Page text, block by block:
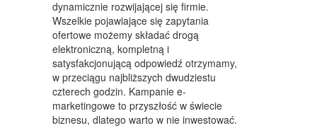
ART. SPOŻYWCZE
MATERIAŁY EKSPLOATACYJNE
INNE SKLEPY
SPRZĘT
dynamicznie rozwijającej się firmie.
Wszelkie pojawiające się zapytania
ofertowe możemy składać drogą
elektroniczną, kompletną i
satysfakcjonującą odpowiedź otrzymamy,
w przeciągu najbliższych dwudziestu
czterech godzin. Kampanie e-
marketingowe to przyszłość w świecie
biznesu, dlatego warto w nie inwestować.